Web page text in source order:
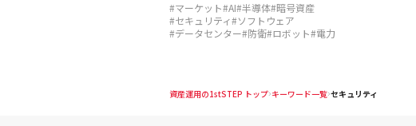
#マーケット#AI#半導体#暗号資産
#セキュリティ#ソフトウェア
#データセンター#防衛#ロボット#電力
資産運用の1stSTEP トップ キーワード一覧 セキュリティ